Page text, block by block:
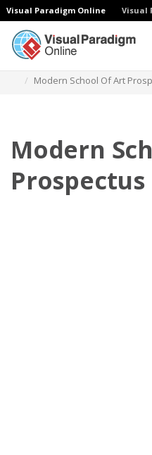
Visual Paradigm Online Visual
Modern School Of Art
Modern
Prospectus